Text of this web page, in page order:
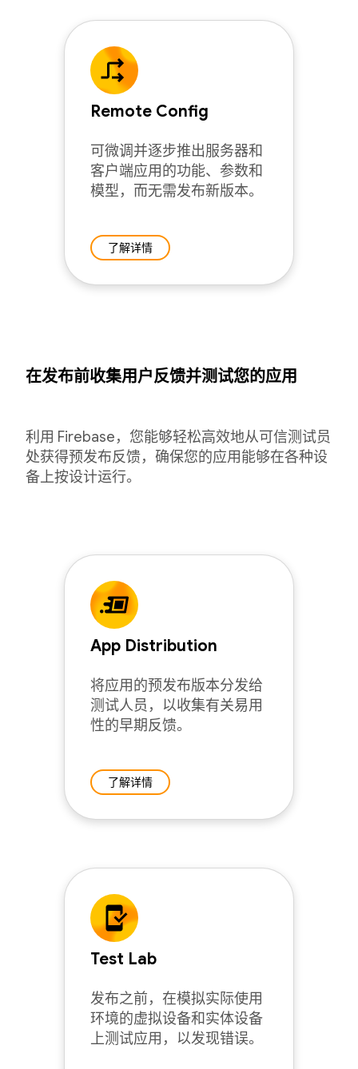
Remote Config
可微调并逐步推出服务器和
客户端应用的功能、参数和
模型，而无需发布新版本。
了解详情
在发布前收集用户反馈并测试您的应用
利用 Firebase，您能够轻松高效地从可信测试员
处获得预发布反馈，确保您的应用能够在各种设
备上按设计运行。
App Distribution
将应用的预发布版本分发给
测试人员，以收集有关易用
性的早期反馈。
了解详情
Test Lab
发布之前，在模拟实际使用
环境的虚拟设备和实体设备
上测试应用，以发现错误。